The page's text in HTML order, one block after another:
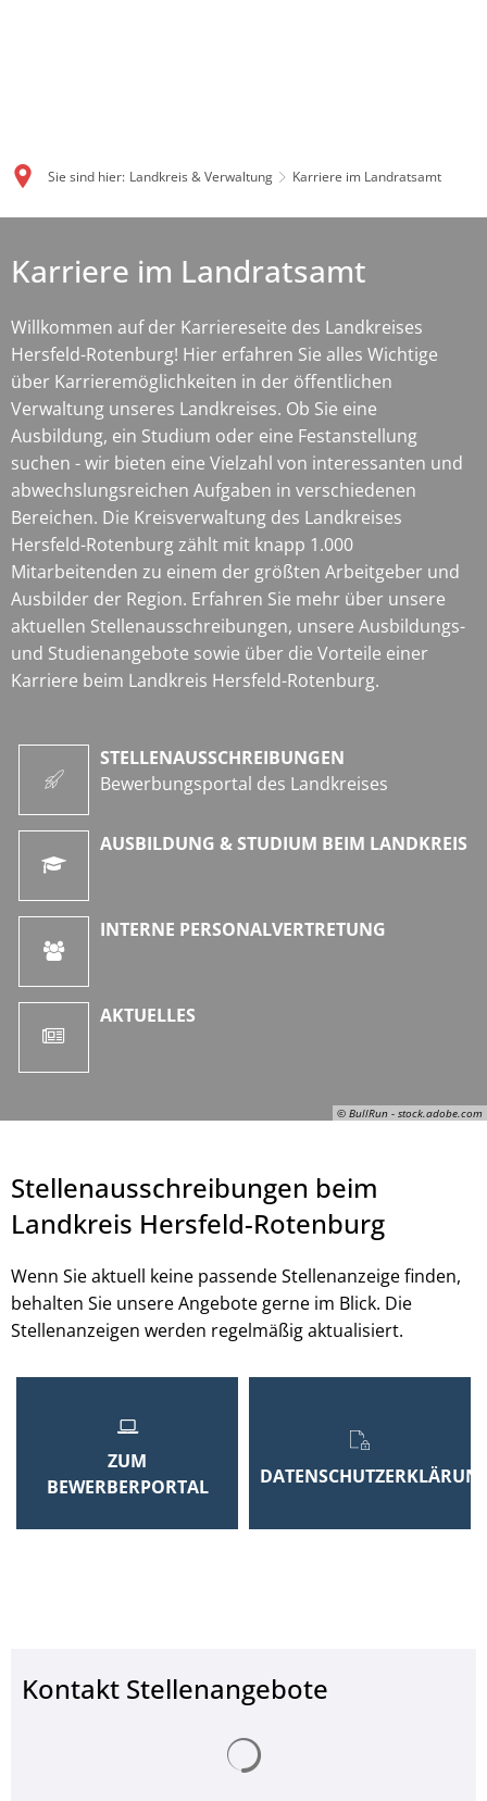
Sie sind hier: Landkreis & Verwaltung Karriere im Landratsamt
im
Landratsamt
© BullRun - stock.adobe.com
Karriere im Landratsamt
Willkommen auf der Karriereseite des Landkreises
Hersfeld-Rotenburg! Hier erfahren Sie alles Wichtige
über Karrieremöglichkeiten in der öffentlichen
Verwaltung unseres Landkreises. Ob Sie eine
Ausbildung, ein Studium oder eine Festanstellung
suchen - wir bieten eine Vielzahl von interessanten und
abwechslungsreichen Aufgaben in verschiedenen
Bereichen. Die Kreisverwaltung des Landkreises
Hersfeld-Rotenburg zählt mit knapp 1.000
Mitarbeitenden zu einem der größten Arbeitgeber und
Ausbilder der Region. Erfahren Sie mehr über unsere
aktuellen Stellenausschreibungen, unsere Ausbildungs-
und Studienangebote sowie über die Vorteile einer
Karriere beim Landkreis Hersfeld-Rotenburg.
STELLENAUSSCHREIBUNGEN
Bewerbungsportal des Landkreises
AUSBILDUNG & STUDIUM BEIM LANDKREIS
INTERNE PERSONALVERTRETUNG
AKTUELLES
Stellenausschreibungen beim
Landkreis Hersfeld-Rotenburg
Wenn Sie aktuell keine passende Stellenanzeige finden,
behalten Sie unsere Angebote gerne im Blick. Die
Stellenanzeigen werden regelmäßig aktualisiert.
ZUM
BEWERBERPORTAL
Kontakt Stellenangebote